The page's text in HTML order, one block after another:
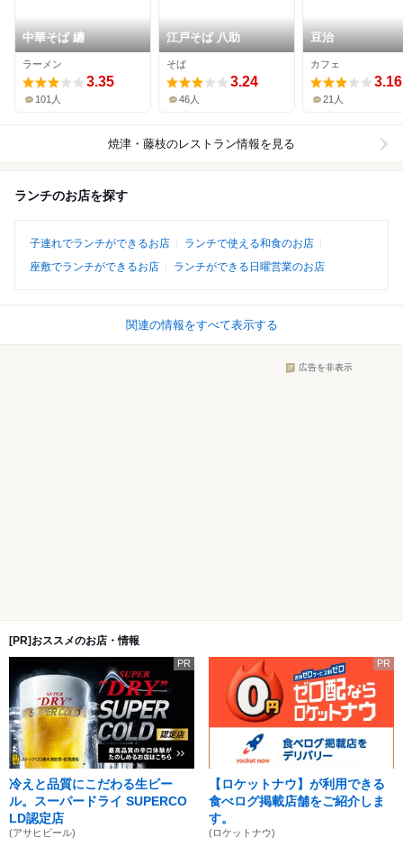
中華そば 纏
ラーメン
3.35
101人
江戸そば 八助
そば
3.24
46人
豆治
カフェ
3.16
21人
焼津・藤枝のレストラン情報を見る
ランチのお店を探す
子連れでランチができるお店
ランチで使える和食のお店
座敷でランチができるお店
ランチができる日曜営業のお店
関連の情報をすべて表示する
広告を非表示
[PR]おススメのお店・情報
PR
冷えと品質にこだわる生ビー
ル。スーパードライ SUPERCO
LD認定店
(アサヒビール)
PR
【ロケットナウ】が利用できる
食べログ掲載店舗をご紹介しま
す。
(ロケットナウ)